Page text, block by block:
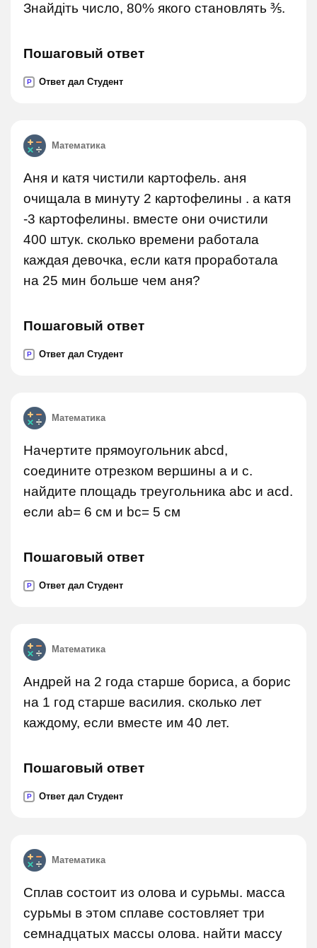
Знайдіть число, 80% якого становлять ⅗.
Пошаговый ответ
P Ответ дал Студент
Математика
Аня и катя чистили картофель. аня
очищала в минуту 2 картофелины . а катя
-3 картофелины. вместе они очистили
400 штук. сколько времени работала
каждая девочка, если катя проработала
на 25 мин больше чем аня?
Пошаговый ответ
P Ответ дал Студент
Математика
Начертите прямоугольник abcd,
соедините отрезком вершины a и c.
найдите площадь треугольника abc и acd.
если ab= 6 см и bc= 5 см
Пошаговый ответ
P Ответ дал Студент
Математика
Андрей на 2 года старше бориса, а борис
на 1 год старше василия. сколько лет
каждому, если вместе им 40 лет.
Пошаговый ответ
P Ответ дал Студент
Математика
Сплав состоит из олова и сурьмы. масса
сурьмы в этом сплаве состовляет три
семнадцатых массы олова. найти массу